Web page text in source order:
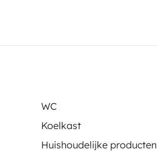
WC
Koelkast
Huishoudelijke producten